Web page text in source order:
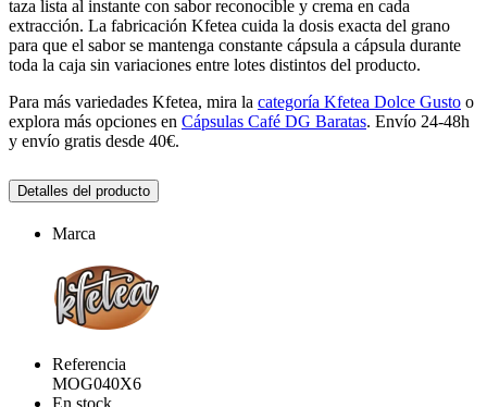
taza lista al instante con sabor reconocible y crema en cada
extracción. La fabricación Kfetea cuida la dosis exacta del grano
para que el sabor se mantenga constante cápsula a cápsula durante
toda la caja sin variaciones entre lotes distintos del producto.
Para más variedades Kfetea, mira la categoría Kfetea Dolce Gusto o
explora más opciones en Cápsulas Café DG Baratas. Envío 24-48h
y envío gratis desde 40€.
Detalles del producto
Marca
Referencia
MOG040X6